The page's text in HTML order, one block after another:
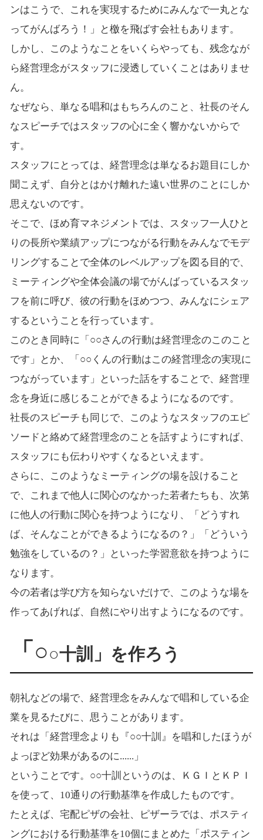
ンはこうで、これを実現するためにみんなで一丸とな
ってがんばろう！」と檄を飛ばす会社もあります。
しかし、このようなことをいくらやっても、残念なが
ら経営理念がスタッフに浸透していくことはありませ
ん。
なぜなら、単なる唱和はもちろんのこと、社長のそん
なスピーチではスタッフの心に全く響かないからで
す。
スタッフにとっては、経営理念は単なるお題目にしか
聞こえず、自分とはかけ離れた遠い世界のことにしか
思えないのです。
そこで、ほめ育マネジメントでは、スタッフ一人ひと
りの長所や業績アップにつながる行動をみんなでモデ
リングすることで全体のレベルアップを図る目的で、
ミーティングや全体会議の場でがんばっているスタッ
フを前に呼び、彼の行動をほめつつ、みんなにシェア
するということを行っています。
このとき同時に「○○さんの行動は経営理念のこのこと
です」とか、「○○くんの行動はこの経営理念の実現に
つながっています」といった話をすることで、経営理
念を身近に感じることができるようになるのです。
社長のスピーチも同じで、このようなスタッフのエピ
ソードと絡めて経営理念のことを話すようにすれば、
スタッフにも伝わりやすくなるといえます。
さらに、このようなミーティングの場を設けること
で、これまで他人に関心のなかった若者たちも、次第
に他人の行動に関心を持つようになり、「どうすれ
ば、そんなことができるようになるの？」「どういう
勉強をしているの？」といった学習意欲を持つように
なります。
今の若者は学び方を知らないだけで、このような場を
作ってあげれば、自然にやり出すようになるのです。
「○○十訓」を作ろう
朝礼などの場で、経営理念をみんなで唱和している企
業を見るたびに、思うことがあります。
それは「経営理念よりも『○○十訓』を唱和したほうが
よっぽど効果があるのに......」
ということです。○○十訓というのは、ＫＧＩとＫＰＩ
を使って、10通りの行動基準を作成したものです。
たとえば、宅配ピザの会社、ピザーラでは、ポスティ
ングにおける行動基準を10個にまとめた「ポスティン